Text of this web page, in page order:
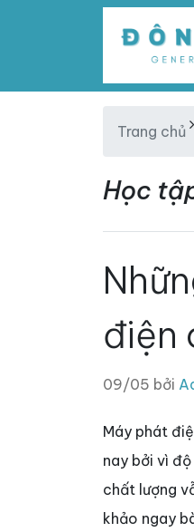
Trang chủ
Học
điện
09/05 bởi
Máy phát
nay bởi vì
chất lượng
khảo ngay